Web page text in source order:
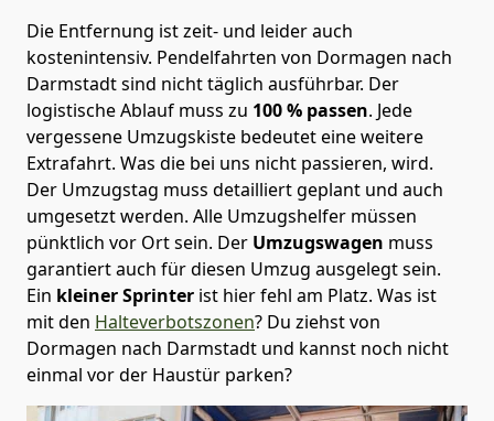
Die Entfernung ist zeit- und leider auch
kostenintensiv. Pendelfahrten von Dormagen nach
Darmstadt sind nicht täglich ausführbar. Der
logistische Ablauf muss zu 100 % passen. Jede
vergessene Umzugskiste bedeutet eine weitere
Extrafahrt. Was die bei uns nicht passieren, wird.
Der Umzugstag muss detailliert geplant und auch
umgesetzt werden. Alle Umzugshelfer müssen
pünktlich vor Ort sein. Der Umzugswagen muss
garantiert auch für diesen Umzug ausgelegt sein.
Ein kleiner Sprinter ist hier fehl am Platz. Was ist
mit den Halteverbotszonen? Du ziehst von
Dormagen nach Darmstadt und kannst noch nicht
einmal vor der Haustür parken?